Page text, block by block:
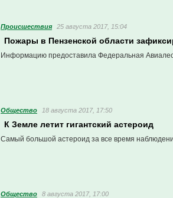
Проиcшествия 25 августа 2017, 15:04
Пожары в Пензенской области
Информацию предоставила Федеральная
Общество 18 августа 2017, 17:50
К Земле летит гигантский астероид
Самый большой астероид за все время
Общество 8 августа 2017, 17:00